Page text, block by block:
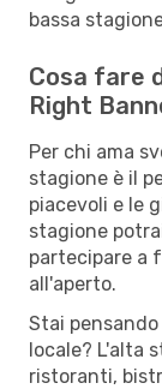
bassa
Cosa fare
Right
Per chi ama
stagione è il
piacevoli e le
stagione
partecipare a
all'aperto.
Stai
locale? L'alta
ristoranti,